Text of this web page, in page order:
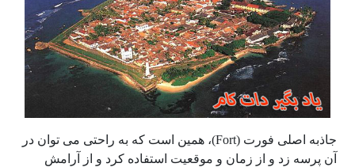
جاذبه اصلی فورت (Fort)، همین است که به راحتی می توان در
آن پرسه زد و از زمان و موقعیت استفاده کرد و از آرامش